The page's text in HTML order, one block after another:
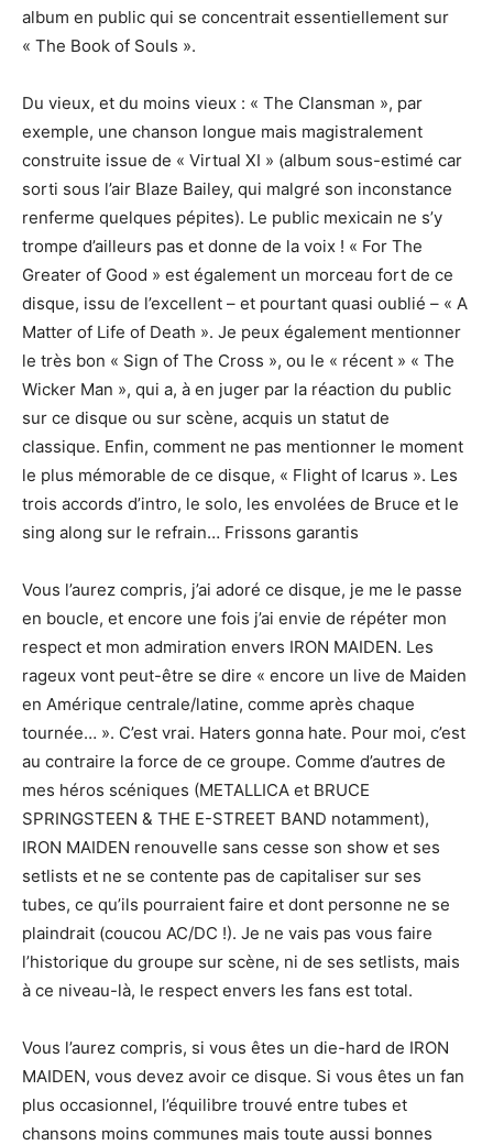
album en public qui se concentrait essentiellement sur
« The Book of Souls ».
Du vieux, et du moins vieux : « The Clansman », par
exemple, une chanson longue mais magistralement
construite issue de « Virtual XI » (album sous-estimé car
sorti sous l’air Blaze Bailey, qui malgré son inconstance
renferme quelques pépites). Le public mexicain ne s’y
trompe d’ailleurs pas et donne de la voix ! « For The
Greater of Good » est également un morceau fort de ce
disque, issu de l’excellent – et pourtant quasi oublié – « A
Matter of Life of Death ». Je peux également mentionner
le très bon « Sign of The Cross », ou le « récent » « The
Wicker Man », qui a, à en juger par la réaction du public
sur ce disque ou sur scène, acquis un statut de
classique. Enfin, comment ne pas mentionner le moment
le plus mémorable de ce disque, « Flight of Icarus ». Les
trois accords d’intro, le solo, les envolées de Bruce et le
sing along sur le refrain… Frissons garantis
Vous l’aurez compris, j’ai adoré ce disque, je me le passe
en boucle, et encore une fois j’ai envie de répéter mon
respect et mon admiration envers IRON MAIDEN. Les
rageux vont peut-être se dire « encore un live de Maiden
en Amérique centrale/latine, comme après chaque
tournée… ». C’est vrai. Haters gonna hate. Pour moi, c’est
au contraire la force de ce groupe. Comme d’autres de
mes héros scéniques (METALLICA et BRUCE
SPRINGSTEEN & THE E-STREET BAND notamment),
IRON MAIDEN renouvelle sans cesse son show et ses
setlists et ne se contente pas de capitaliser sur ses
tubes, ce qu’ils pourraient faire et dont personne ne se
plaindrait (coucou AC/DC !). Je ne vais pas vous faire
l’historique du groupe sur scène, ni de ses setlists, mais
à ce niveau-là, le respect envers les fans est total.
Vous l’aurez compris, si vous êtes un die-hard de IRON
MAIDEN, vous devez avoir ce disque. Si vous êtes un fan
plus occasionnel, l’équilibre trouvé entre tubes et
chansons moins communes mais toute aussi bonnes